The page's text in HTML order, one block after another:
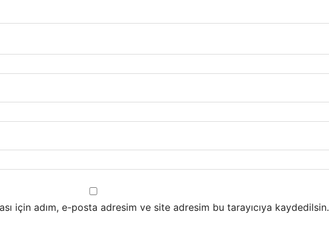
için adım, e-posta adresim ve site adresim bu tarayıcıya kaydedilsin.